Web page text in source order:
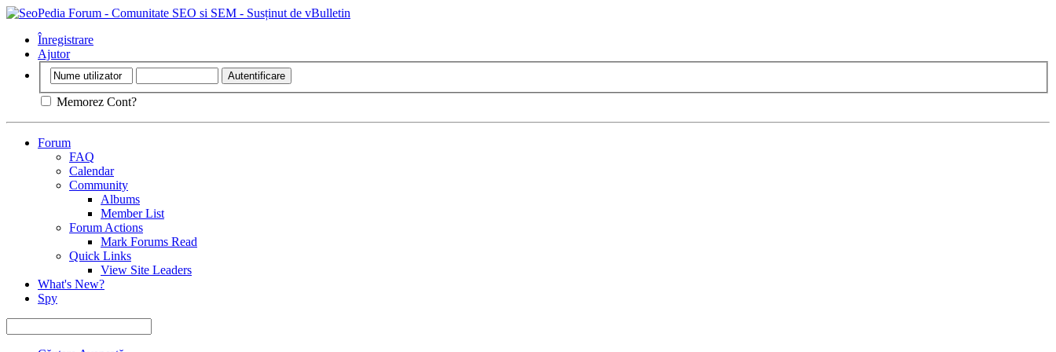
Înregistrare
Ajutor
Memorez Cont?
Forum
FAQ
Calendar
Community
Albums
Member List
Forum Actions
Mark Forums Read
Quick Links
View Site Leaders
What's New?
Spy